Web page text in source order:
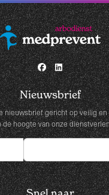
Nieuwsbrief
nieuwsbrief gericht op veilig
de hoogte van onze